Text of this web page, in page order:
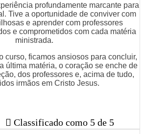
profundamente marcante para
Tive a oportunidade de conviver com
e aprender com professores
e comprometidos com cada matéria
ministrada.
curso, ficamos ansiosos para concluir,
última matéria, o coração se enche de
dos professores e, acima de tudo,
irmãos em Cristo Jesus.
 Classificado como 5 de 5